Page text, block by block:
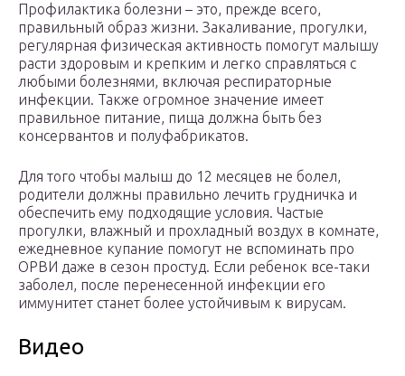
Профилактика болезни – это, прежде всего,
правильный образ жизни. Закаливание, прогулки,
регулярная физическая активность помогут малышу
расти здоровым и крепким и легко справляться с
любыми болезнями, включая респираторные
инфекции. Также огромное значение имеет
правильное питание, пища должна быть без
консервантов и полуфабрикатов.
Для того чтобы малыш до 12 месяцев не болел,
родители должны правильно лечить грудничка и
обеспечить ему подходящие условия. Частые
прогулки, влажный и прохладный воздух в комнате,
ежедневное купание помогут не вспоминать про
ОРВИ даже в сезон простуд. Если ребенок все-таки
заболел, после перенесенной инфекции его
иммунитет станет более устойчивым к вирусам.
Видео